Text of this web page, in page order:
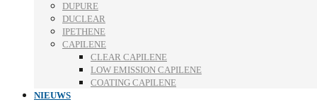
DUPURE
DUCLEAR
IPETHENE
CAPILENE
CLEAR CAPILENE
LOW EMISSION CAPILENE
COATING CAPILENE
NIEUWS